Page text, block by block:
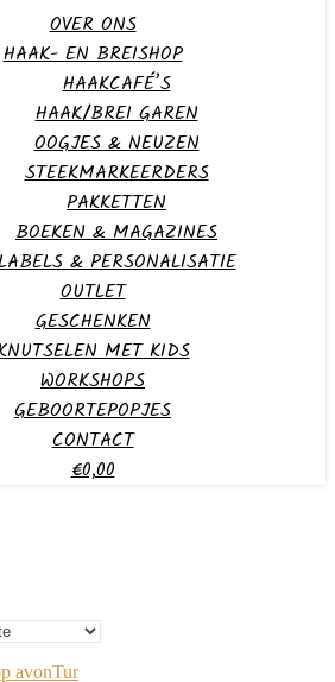
OVER ONS
HAAK- EN BREISHOP
HAAKCAFÉ’S
HAAK/BREI GAREN
OOGJES & NEUZEN
STEEKMARKEERDERS
PAKKETTEN
BOEKEN & MAGAZINES
& PERSONALISATIE
OUTLET
GESCHENKEN
MET KIDS
WORKSHOPS
GEBOORTEPOPJES
CONTACT
€0,00